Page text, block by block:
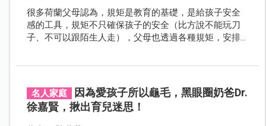
很多荷蘭父母認為，規矩是教育的基礎，是給孩子安全
感的工具，規矩不只確保孩子的安全（比方說不能玩刀
子、不可以跟陌生人走），父母也透過各種規矩，安排
名人家庭
因為愛孩子所以龜毛，黑眼圈奶爸Dr.
徐嘉賢，揪出育兒迷思！